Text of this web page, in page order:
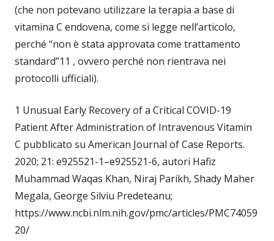
(che non potevano utilizzare la terapia a base di
vitamina C endovena, come si legge nell’articolo,
perché “non è stata approvata come trattamento
standard”11 , ovvero perché non rientrava nei
protocolli ufficiali).
1 Unusual Early Recovery of a Critical COVID-19
Patient After Administration of Intravenous Vitamin
C pubblicato su American Journal of Case Reports.
2020; 21: e925521-1–e925521-6, autori Hafiz
Muhammad Waqas Khan, Niraj Parikh, Shady Maher
Megala, George Silviu Predeteanu;
https://www.ncbi.nlm.nih.gov/pmc/articles/PMC74059
20/